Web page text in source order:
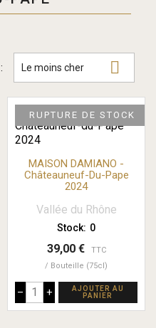
Le moins cher 
MAISON DAMIANO -
Châteauneuf-Du-Pape
2024
Vallée du Rhône
Stock: 0
39,00 €
TTC
Bouteille (75cl)
– +
AJOUTER AU
PANIER
RUPTURE DE STOCK